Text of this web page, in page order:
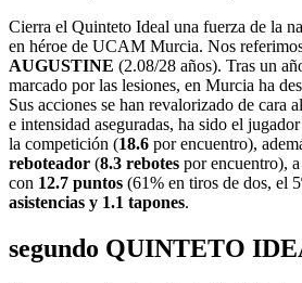
Cierra el Quinteto Ideal una fuerza de la
en héroe de UCAM Murcia. Nos
AUGUSTINE (2.08/28 años). Tras un
marcado por las lesiones, en Murcia ha
Sus acciones se han revalorizado de cara
e intensidad aseguradas, ha sido el
la competición (18.6 por encuentro),
reboteador (8.3 rebotes por encuentro),
con 12.7 puntos (61% en tiros de dos, el
asistencias y 1.1 tapones.
segundo QUINTETO